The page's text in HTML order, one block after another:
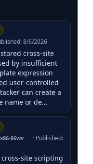
8/6/2026
cross-site
by insufficient
expression
user-controlled
can create a
name or de…
86wv
· Published:
site scripting